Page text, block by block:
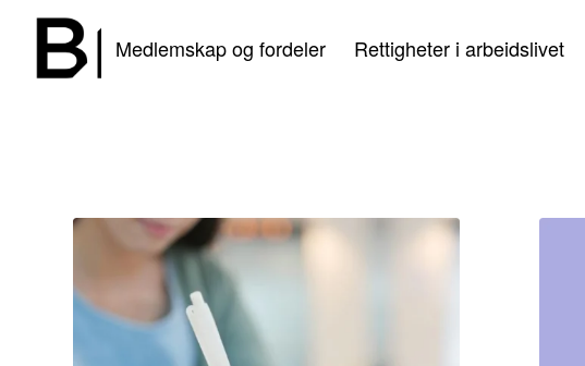
Medlemskap og fordeler Rettigheter i arbeidslivet